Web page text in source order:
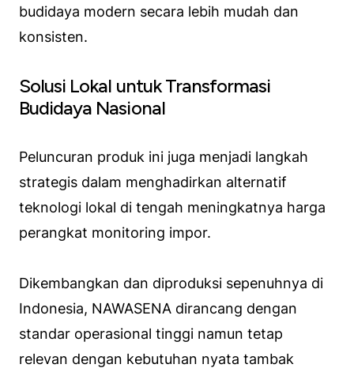
budidaya modern secara lebih mudah dan
konsisten.
Solusi Lokal untuk Transformasi
Budidaya Nasional
Peluncuran produk ini juga menjadi langkah
strategis dalam menghadirkan alternatif
teknologi lokal di tengah meningkatnya harga
perangkat monitoring impor.
Dikembangkan dan diproduksi sepenuhnya di
Indonesia, NAWASENA dirancang dengan
standar operasional tinggi namun tetap
relevan dengan kebutuhan nyata tambak